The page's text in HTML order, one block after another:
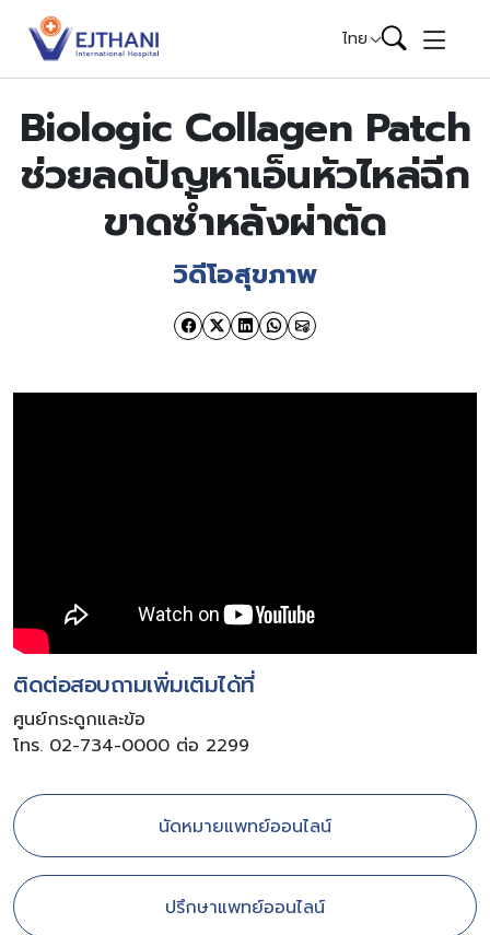
Skip to content
ไทย
Biologic Collagen Patch
ช่วยลดปัญหาเอ็นหัวไหล่ฉีก
ขาดซ้ำหลังผ่าตัด
วิดีโอสุขภาพ
ติดต่อสอบถามเพิ่มเติมได้ที่
ศูนย์กระดูกและข้อ
โทร. 02-734-0000 ต่อ 2299
นัดหมายแพทย์ออนไลน์
ปรึกษาแพทย์ออนไลน์